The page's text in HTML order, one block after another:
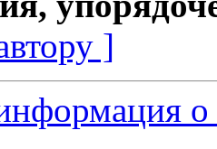
]